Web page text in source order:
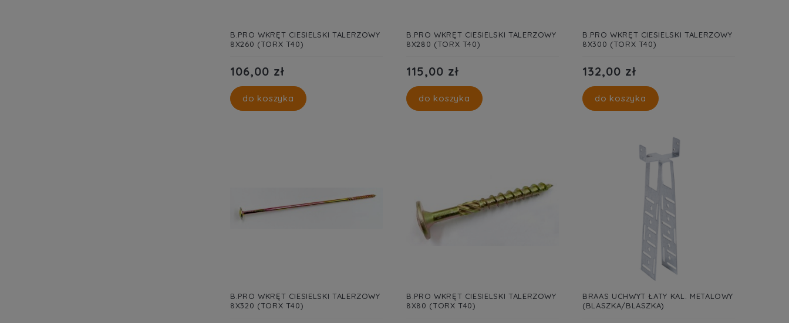
B.PRO WKRĘT CIESIELSKI TALERZOWY
8X260 (TORX T40)
106,00 zł
do koszyka
B.PRO WKRĘT CIESIELSKI TALERZOWY
8X280 (TORX T40)
115,00 zł
do koszyka
B.PRO WKRĘT CIESIELSKI TALERZOWY
8X300 (TORX T40)
132,00 zł
do koszyka
B.PRO WKRĘT CIESIELSKI TALERZOWY
8X320 (TORX T40)
B.PRO WKRĘT CIESIELSKI TALERZOWY
8X80 (TORX T40)
BRAAS UCHWYT ŁATY KAL. METALOWY
(BLASZKA/BLASZKA)